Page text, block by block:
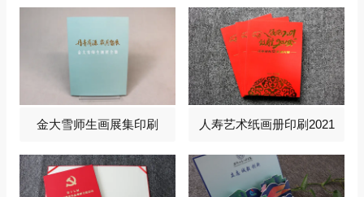
金大雪师生画展集印刷 人寿艺术纸画册印刷2021